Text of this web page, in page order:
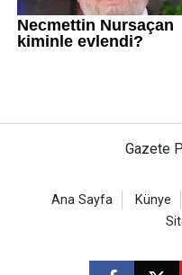
Gazete
Ana Sayfa Künye